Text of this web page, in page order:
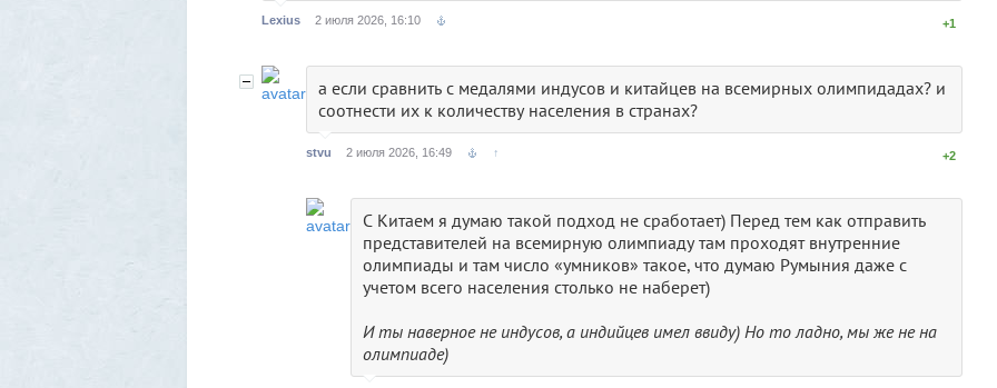
Lexius 2 июля 2026, 16:10 +1
а если сравнить с медалями индусов и китайцев на всемирных олимпидадах? и
соотнести их к количеству населения в странах?
stvu 2 июля 2026, 16:49 +2
↑
С Китаем я думаю такой подход не сработает) Перед тем как отправить
представителей на всемирную олимпиаду там проходят внутренние
олимпиады и там число «умников» такое, что думаю Румыния даже с
учетом всего населения столько не наберет)
И ты наверное не индусов, а индийцев имел ввиду) Но то ладно, мы же не на
олимпиаде)